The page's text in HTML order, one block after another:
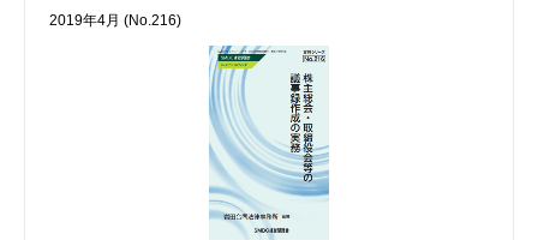
2019年4月 (No.216)